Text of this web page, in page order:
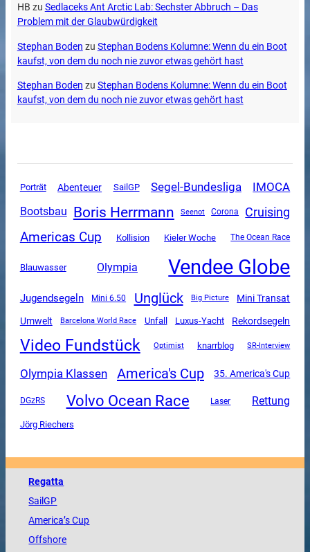
HB zu Sedlaceks Ant Arctic Lab: Sechster Abbruch – Das
Problem mit der Glaubwürdigkeit
Stephan Boden zu Stephan Bodens Kolumne: Wenn du ein Boot
kaufst, von dem du noch nie zuvor etwas gehört hast
Stephan Boden zu Stephan Bodens Kolumne: Wenn du ein Boot
kaufst, von dem du noch nie zuvor etwas gehört hast
Porträt Abenteuer SailGP Segel-Bundesliga IMOCA
Bootsbau Boris Herrmann Seenot Corona Cruising
Americas Cup Kollision Kieler Woche The Ocean Race
Blauwasser Olympia Vendee Globe
Jugendsegeln Mini 6.50 Unglück Big Picture Mini Transat
Umwelt Barcelona World Race Unfall Luxus-Yacht Rekordsegeln
Video Fundstück Optimist knarrblog SR-Interview
Olympia Klassen America's Cup 35. America's Cup
DGzRS Volvo Ocean Race Laser Rettung
Jörg Riechers
Regatta
SailGP
America’s Cup
Offshore